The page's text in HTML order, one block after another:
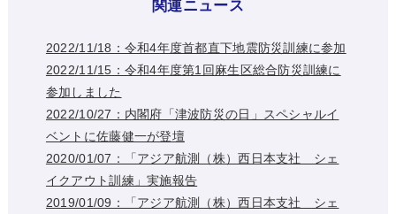
関連ニュース
2022/11/18：令和4年度首都直下地震防災訓練に参加
2022/11/15：令和4年度第1回麻生区総合防災訓練に
参加しました
2022/10/27：内閣府「津波防災の日」スペシャルイ
ベントに佐藤健一が登壇
2020/01/07：「アジア航測（株）西日本支社 シェ
イクアウト訓練」実施報告
2019/01/09：「アジア航測（株）西日本支社 シェ